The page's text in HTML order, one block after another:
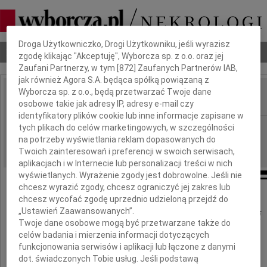
Nekrologi Odeszli Poradnik pogrzebowy
IMIĘ I NAZWISKO:
REGION: Szczecin
DATA EMISJI: 30.04.2021
Włodzimierzowi Łyczywkowi
serdeczne wyrazy współczucia
z powodu śmierci
Dbamy o Twoją prywatność
Droga Użytkowniczko, Drogi Użytkowniku, jeśli wyrazisz
zgodę klikając "Akceptuję", Wyborcza sp. z o.o. oraz jej
Zaufani Partnerzy, w tym [872 ] Zaufanych Partnerów IAB,
jak również Agora S.A. będąca spółką powiązaną z
Wyborcza sp. z o.o., będą przetwarzać Twoje dane
osobowe takie jak adresy IP, adresy e-mail czy
identyfikatory plików cookie lub inne informacje zapisane w
tych plikach do celów marketingowych, w szczególności
na potrzeby wyświetlania reklam dopasowanych do
Twoich zainteresowań i preferencji w swoich serwisach,
aplikacjach i w Internecie lub personalizacji treści w nich
wyświetlanych. Wyrażenie zgody jest dobrowolne. Jeśli nie
chcesz wyrazić zgody, chcesz ograniczyć jej zakres lub
chcesz wycofać zgodę uprzednio udzieloną przejdź do
„Ustawień Zaawansowanych”.
Twoje dane osobowe mogą być przetwarzane także do
celów badania i mierzenia informacji dotyczących
funkcjonowania serwisów i aplikacji lub łączone z danymi
dot. świadczonych Tobie usług. Jeśli podstawą